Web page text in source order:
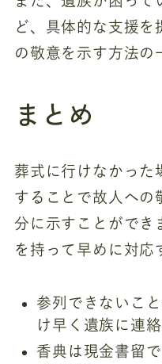
ど、具体的な支援を
の敬意を示す方法の
まとめ
葬式に行けなかった
することで故人への
分に示すことができ
を持って早めに対応
参列できないこ
け早く遺族に連
香典は現金書留